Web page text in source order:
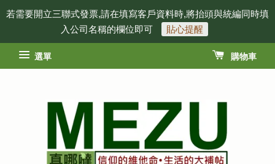
若需要開立三聯式發票,請在填寫客戶資料時,將抬頭與統編同時填
入公司名稱的欄位即可
貼心提醒
選單 購物車